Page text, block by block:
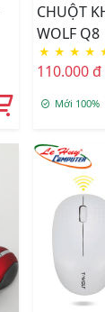
CHUỘT
WOLF Q8
★ ★ ★ ★
110.000 đ
Mới 100%